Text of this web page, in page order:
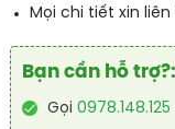
Mọi chi tiết xin liên
Bạn cần hỗ trợ?:
Gọi 0978.148.125